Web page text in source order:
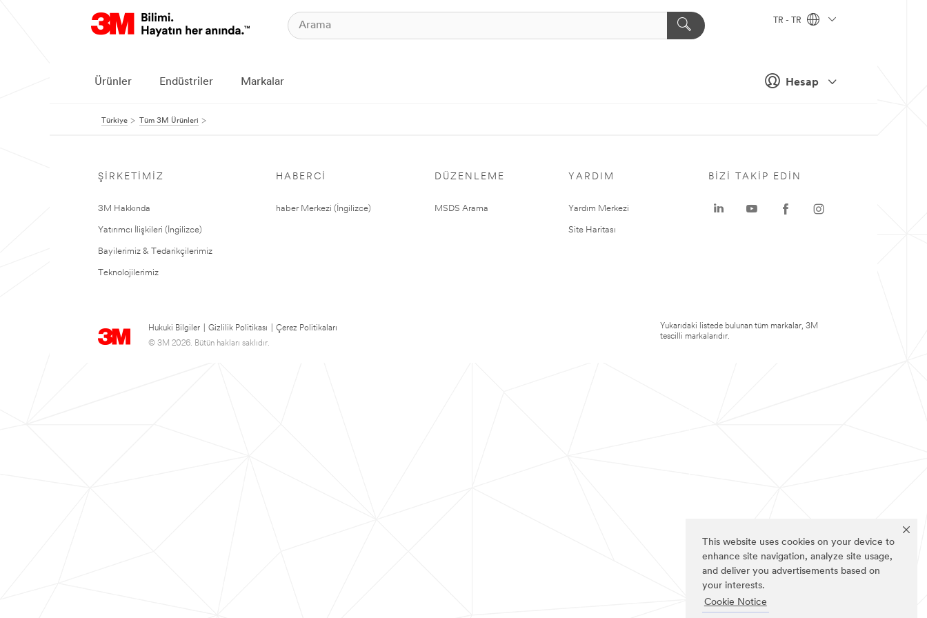
This website uses cookies on your device to
enhance site navigation, analyze site usage,
and deliver you advertisements based on
your interests.
Cookie Notice
Hesap
TR - TR
Ürünler Endüstriler Markalar
Türkiye Tüm 3M Ürünleri
ŞIRKETIMIZ
3M Hakkında
Yatırımcı İlişkileri (İngilizce)
Bayilerimiz & Tedarikçilerimiz
Teknolojilerimiz
HABERCI
haber Merkezi (İngilizce)
DÜZENLEME
MSDS Arama
YARDIM
Yardım Merkezi
Site Haritası
Hukuki Bilgiler Gizlilik Politikası
Çerez Politikaları
© 3M 2026. Bütün hakları saklıdır.
BIZI TAKIP EDIN
Yukarıdaki listede bulunan tüm markalar, 3M
tescilli markalarıdır.